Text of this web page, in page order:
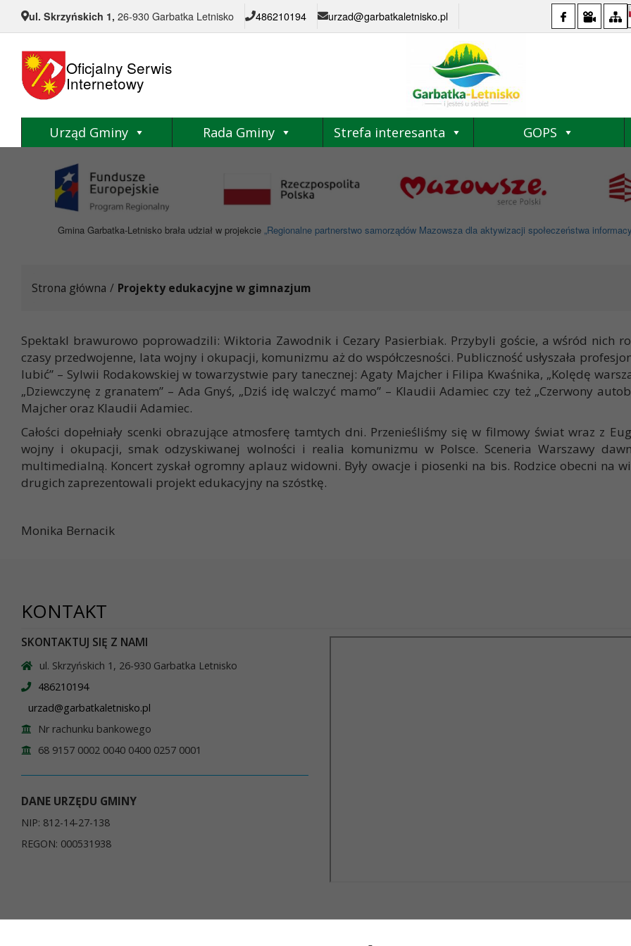
ul. Skrzyńskich 1, 26-930 Garbatka Letnisko 486210194 urzad@garbatkaletnisko.pl
Oficjalny Serwis
Internetowy
Urząd Gminy Rada Gminy Strefa interesanta GOPS
Gmina Garbatka-Letnisko brała udział w projekcie „Regionalne partnerstwo samorządów Mazowsza dla aktywizacji społeczeństwa
Strona główna / Projekty edukacyjne w gimnazjum
Spektakl brawurowo poprowadzili: Wiktoria Zawodnik i Cezary Pasierbiak. Przybyli goście, a wśród nich
czasy przedwojenne, lata wojny i okupacji, komunizmu aż do współczesności. Publiczność usłyszała
lubić” – Sylwii Rodakowskiej w towarzystwie pary tanecznej: Agaty Majcher i Filipa Kwaśnika, „Kolędę
„Dziewczynę z granatem” – Ada Gnyś, „Dziś idę walczyć mamo” – Klaudii Adamiec czy też „Czerwony
Majcher oraz Klaudii Adamiec.
Całości dopełniały scenki obrazujące atmosferę tamtych dni. Przenieśliśmy się w filmowy świat wraz z
wojny i okupacji, smak odzyskiwanej wolności i realia komunizmu w Polsce. Sceneria Warszawy
multimedialną. Koncert zyskał ogromny aplauz widowni. Były owacje i piosenki na bis. Rodzice obecni na
drugich zaprezentowali projekt edukacyjny na szóstkę.
Monika Bernacik
KONTAKT
SKONTAKTUJ SIĘ Z NAMI
ul. Skrzyńskich 1, 26-930 Garbatka Letnisko
486210194
urzad@garbatkaletnisko.pl
Nr rachunku bankowego
68 9157 0002 0040 0400 0257 0001
DANE URZĘDU GMINY
NIP: 812-14-27-138
REGON: 000531938